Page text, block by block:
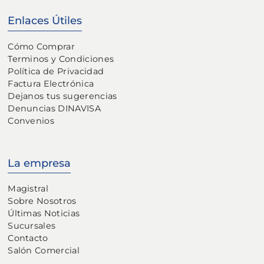
Enlaces Útiles
Cómo Comprar
Terminos y Condiciones
Política de Privacidad
Factura Electrónica
Dejanos tus sugerencias
Denuncias DINAVISA
Convenios
La empresa
Magistral
Sobre Nosotros
Últimas Noticias
Sucursales
Contacto
Salón Comercial